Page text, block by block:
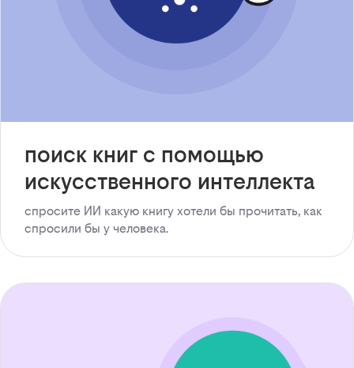
поиск книг с помощью
искусственного интеллекта
спросите ИИ какую книгу хотели бы прочитать, как
спросили бы у человека.